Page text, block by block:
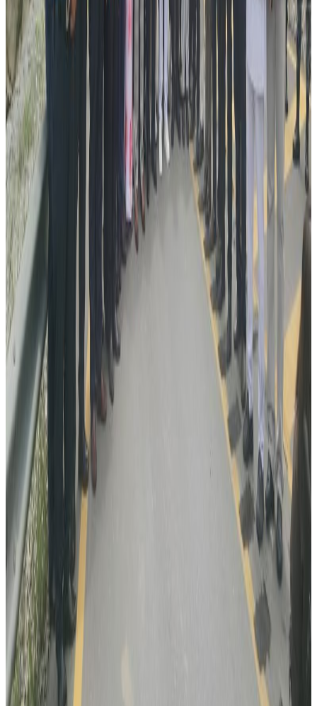
तपाई पनि अर्जुन बचाउ अभियानमा जोडिन चाहानुहुन्छ भने कृपया तलको
GoFundMe को लिंकमा गएर सहयोग रकम पढाउन सक्नुहुन्छ ।
GoFundMe मार्फत् सहयोग गर्नका लागि यहाँ थिच्नुहोस्
यस वेवसाइटमा प्रकाशित समाचार, विचार र लेखबारे तपाईंको कुनै
प्रतिक्रिया, गुनासो, सुझाव र सल्लाह छन् भने कृपया हामीलाई निम्न ईमेलमा
पठाउनुहोला । तपाईंको सहयोगले हामीलाई निष्पक्ष र तटस्थ पत्रकारिता गर्न
टेवा पुग्नेछ । सम्पर्क इमेल :
info@nepaltube.com.au
शेयर:
प्रतिक्रिया दिनुहोस
टिप्पणीहरू लोड हुँदैछ…
सम्बन्धित समाचार
विदेशबाट फर्किने नेपालीलाई प्रहरीको आग्रह:
अपरिचितको सुन वा सामान नबोक्नू
२०२६ अगस्ट ६
रोमानियामा रेलको ठक्करबाट दुई नेपालीको मृत्यु, दुई
घाइते
२०२६ अगस्ट ४
अष्ट्रेलियामा नर्सको तलब पाँचौं पटक वृद्धि
२०२६ अगस्ट ३
पाकिस्तानको ब्रोड पिकमा हिमपहिरो: बेपत्तामध्ये २
जनाको शव फेला
२०२६ अगस्ट १